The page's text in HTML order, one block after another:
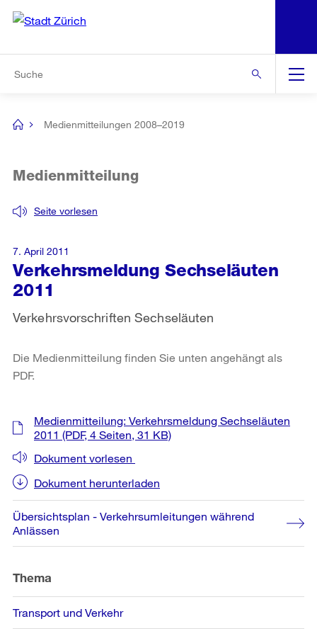
Navigation
[no
Medienmitteilungen 2008–2019
Verkehrsmeldung Sechseläuten
2011
Seite vorlesen
Medienmitteilung
Verkehrsvorschriften Sechseläuten
7. April 2011
Die Medienmitteilung finden Sie unten angehängt als
PDF.
Weitere
Informationen
Medienmitteilung: Verkehrsmeldung Sechseläuten
2011 (PDF, 4 Seiten, 31 KB)
Dokument vorlesen
Dokument herunterladen
Übersichtsplan - Verkehrsumleitungen während
Anlässen
Thema
Transport und Verkehr